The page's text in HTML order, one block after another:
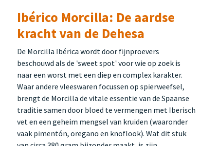
Ibérico Morcilla: De aardse
kracht van de Dehesa
De Morcilla Ibérica wordt door fijnproevers
beschouwd als de 'sweet spot' voor wie op zoek is
naar een worst met een diep en complex karakter.
Waar andere vleeswaren focussen op spierweefsel,
brengt de Morcilla de vitale essentie van de Spaanse
traditie samen door bloed te vermengen met Iberisch
vet en een geheim mengsel van kruiden (waaronder
vaak pimentón, oregano en knoflook). Wat dit stuk